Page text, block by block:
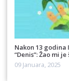
Nakon 13 godina
“Denis”: Žao mi
09 Januara, 2025